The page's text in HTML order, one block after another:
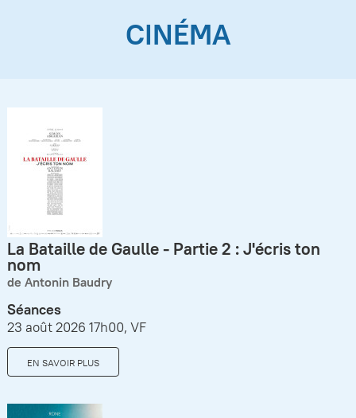
CINÉMA
La Bataille de Gaulle - Partie 2 : J'écris ton
nom
de Antonin Baudry
Séances
23 août 2026 17h00, VF
EN SAVOIR PLUS